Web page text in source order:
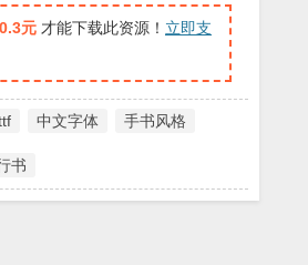
0.3元 才能下载此资源！ 立即支
中文字体 手书风格
书